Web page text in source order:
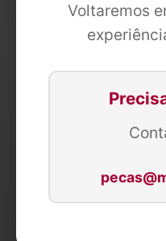
Voltaremos